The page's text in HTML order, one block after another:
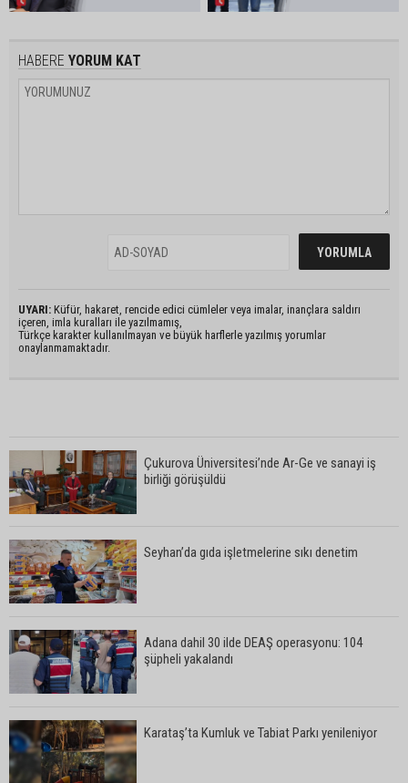
HABERE YORUM KAT
UYARI: Küfür, hakaret, rencide edici cümleler veya imalar, inançlara saldırı
içeren, imla kuralları ile yazılmamış,
Türkçe karakter kullanılmayan ve büyük harflerle yazılmış yorumlar
onaylanmamaktadır.
Çukurova Üniversitesi’nde Ar-Ge ve sanayi iş
birliği görüşüldü
Seyhan’da gıda işletmelerine sıkı denetim
Adana dahil 30 ilde DEAŞ operasyonu: 104
şüpheli yakalandı
Karataş’ta Kumluk ve Tabiat Parkı yenileniyor